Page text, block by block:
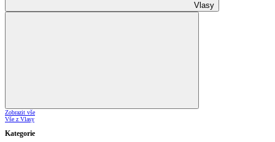
Vlasy
Zobrazit vše
Vše z Vlasy
Kategorie